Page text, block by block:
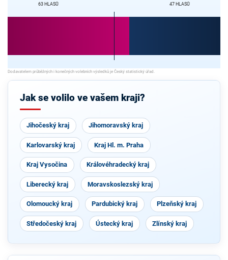
63 HLASŮ 47 HLASŮ
Jak se volilo ve vašem kraji?
Jihočeský kraj Jihomoravský kraj
Karlovarský kraj Kraj Hl. m. Praha
Kraj Vysočina Královéhradecký kraj
Liberecký kraj Moravskoslezský kraj
Olomoucký kraj Pardubický kraj Plzeňský kraj
Středočeský kraj Ústecký kraj Zlínský kraj